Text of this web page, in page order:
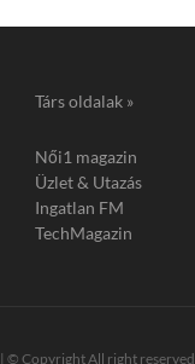
Társ oldalak »
Női1 magazin
Üzlet & Utazás
Ingatlan FM
TechMagazin
| © Copyright All right reserved